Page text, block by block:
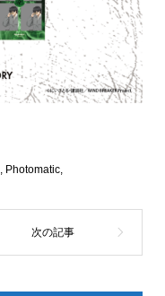
, Photomatic,